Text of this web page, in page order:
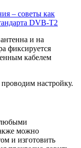
– советы как
DVB-T2
и на
фиксируется
кабелем
настройку.
можно
и изготовить